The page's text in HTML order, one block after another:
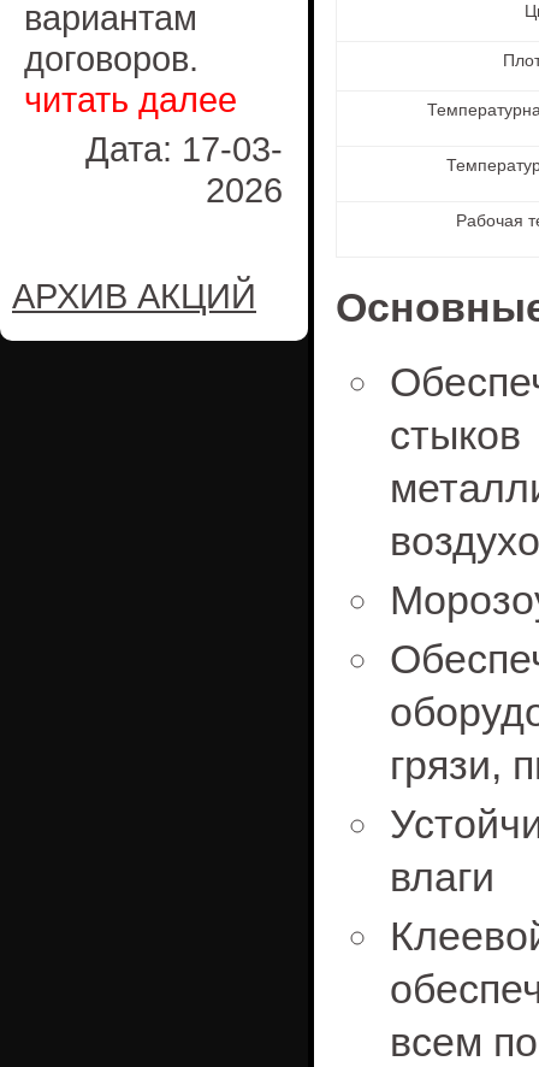
вариантам
договоров.
читать далее
Дата: 17-03-
2026
АРХИВ АКЦИЙ
Рабочая
грязи,
влаги
всем